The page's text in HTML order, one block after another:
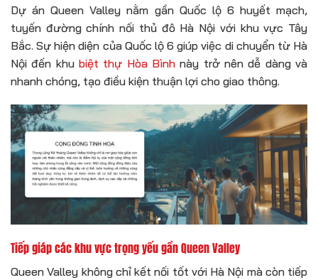
Dự án Queen Valley nằm gần Quốc lộ 6 huyết mạch,
tuyến đường chính nối thủ đô Hà Nội với khu vực Tây
Bắc. Sự hiện diện của Quốc lộ 6 giúp việc di chuyển từ Hà
Nội đến khu biệt thự Hòa Bình này trở nên dễ dàng và
nhanh chóng, tạo điều kiện thuận lợi cho giao thông.
Tiếp giáp các khu vực trọng yếu gần Queen Valley
Queen Valley không chỉ kết nối tốt với Hà Nội mà còn tiếp